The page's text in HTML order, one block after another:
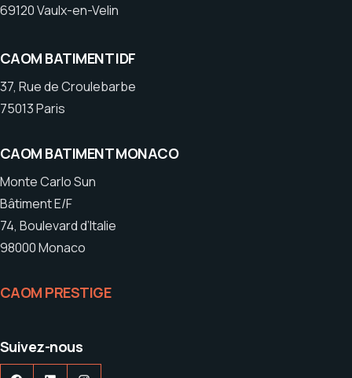
69120 Vaulx-en-Velin
CAOM BATIMENT IDF
37, Rue de Croulebarbe
75013 Paris
CAOM BATIMENT MONACO
Monte Carlo Sun
Bâtiment E/F
74, Boulevard d’Italie
98000 Monaco
CAOM PRESTIGE
Suivez-nous